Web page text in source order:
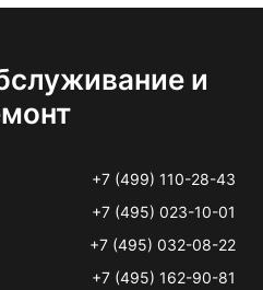
и
+7 (499) 110-28-43
+7 (495) 023-10-01
+7 (495) 032-08-22
+7 (495) 162-90-81